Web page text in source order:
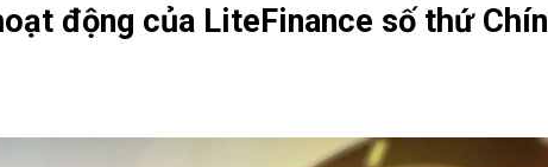
động của LiteFinance số thứ Chín